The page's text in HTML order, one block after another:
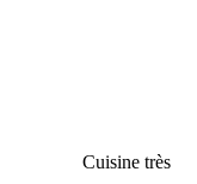
Cuisine très